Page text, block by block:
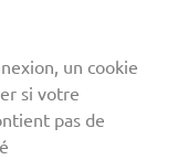
un cookie
si votre
pas de